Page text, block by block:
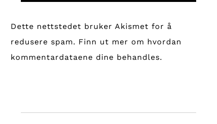
Dette nettstedet bruker Akismet for å
redusere spam. Finn ut mer om hvordan
kommentardataene dine behandles.